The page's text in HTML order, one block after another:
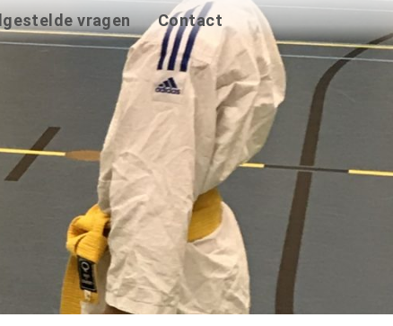
vragen Contact